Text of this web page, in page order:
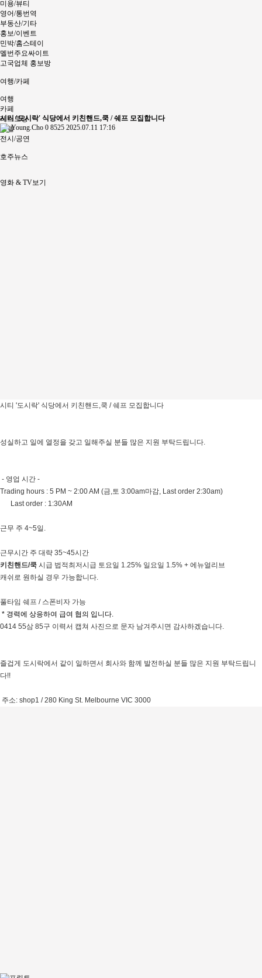
미용/뷰티
영어/통번역
부동산/기타
홍보/이벤트
민박/홈스테이
멜번주요싸이트
고국업체 홍보방
여행/카페
여행
카페
레스토랑
호텔
전시/공연
호주뉴스
영화 & TV보기
시티 '도시락' 식당에서 키친핸드,쿡 / 쉐프 모집합니다
Young.Cho 0 8525 2025.07.11 17:16
시티 '도시락' 식당에서 키친핸드,쿡 / 쉐프 모집합니다
성실하고 일에 열정을 갖고 일해주실 분들 많은 지원 부탁드립니다.
- 영업 시간 -
Trading hours : 5 PM ~ 2:00 AM (금,토 3:00am마감, Last order 2:30am)
Last order : 1:30AM
근무 주 4~5일.
근무시간 주 대략 35~45시간
키친핸드/쿡 시급 법적최저시급 토요일 1.25% 일요일 1.5% + 에뉴얼리브
캐쉬로 원하실 경우 가능합니다.
풀타임 쉐프 / 스폰비자 가능
* 경력에 상응하여 급여 협의 입니다.
0414 55삼 85구 이력서 캡쳐 사진으로 문자 남겨주시면 감사하겠습니다.
즐겁게 도시락에서 같이 일하면서 회사와 함께 발전하실 분들 많은 지원 부탁드립니
다!!
주소: shop1 / 280 King St. Melbourne VIC 3000